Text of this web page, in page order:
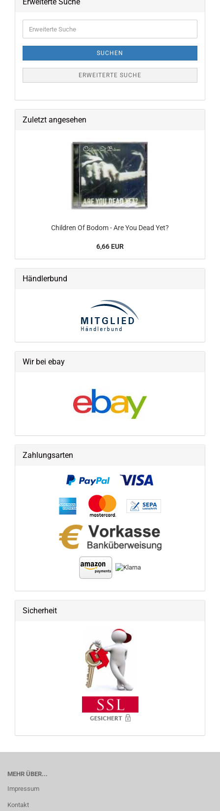
Suche
SUCHEN
ERWEITERTE SUCHE
Zuletzt angesehen
Children Of Bodom - Are You Dead Yet?
6,66 EUR
Händlerbund
Wir bei ebay
Zahlungsarten
Sicherheit
MEHR ÜBER...
Impressum
Kontakt